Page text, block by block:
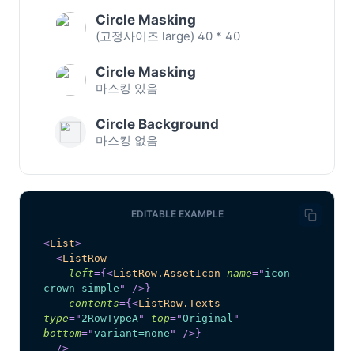
Circle Masking
(고정사이즈 large) 40 * 40
Circle Masking
마스킹 있음
Circle Background
마스킹 없음
EDITABLE EXAMPLE
<List>
<ListRow
left={ <ListRow.AssetIcon name=" icon-
crown-simple " /> }
contents={ <ListRow.Texts
type=" 2RowTypeA" top="Original "
bottom="variant=none " /> }
/>